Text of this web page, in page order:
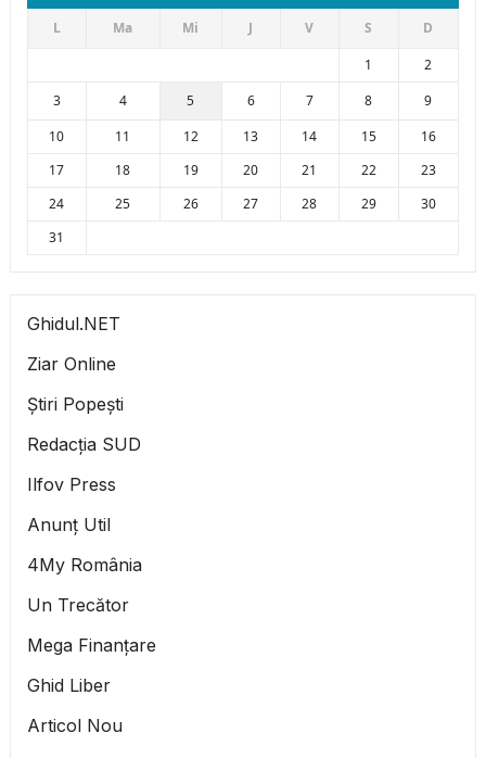
L Ma Mi J V S
D
1
2
3
4 5 6 7 8
9
10
11 12 13 14 15
16
17
18 19 20 21 22
23
24
25 26 27 28 29
30
31
Ghidul.NET
Ziar Online
Știri Popești
Redacția SUD
Ilfov Press
Anunț Util
4My România
Un Trecător
Mega Finanțare
Ghid Liber
Articol Nou